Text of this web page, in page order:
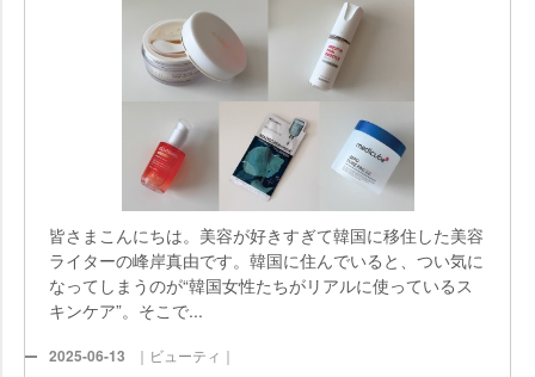
皆さまこんにちは。美容が好きすぎて韓国に移住した美容
ライターの峰岸真由です。韓国に住んでいると、つい気に
なってしまうのが“韓国女性たちがリアルに使っているス
キンケア”。そこで...
2025-06-13 ｜ビューティ｜